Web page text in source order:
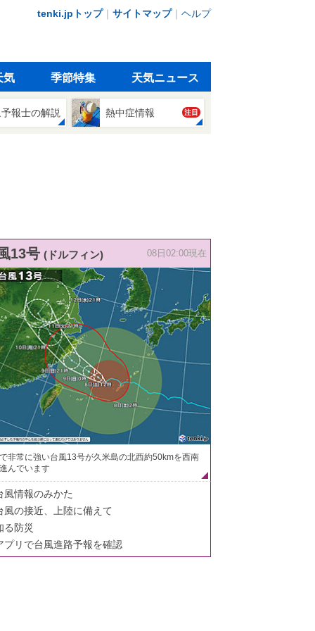
tenki.jpトップ｜ サイトマップ｜ ヘルプ
気 季節特集 天気ニュース
報士の解説 熱中症情報 注目
13号 (ドルフィン) 08日02:00現在
非常に強い台風13号が久米島の北西約50kmを西南
んでいます
風情報のみかた
風の接近、上陸に備えて
る防災
プリで台風進路予報を確認